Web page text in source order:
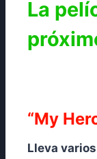
La
“My
Lleva